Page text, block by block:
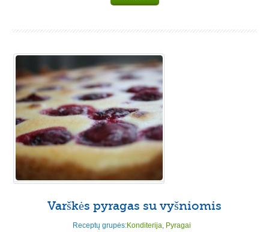
Varškės pyragas su vyšniomis
Receptų grupės:Konditerija, Pyragai